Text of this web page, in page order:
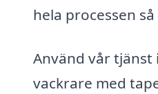
hela processen
Använd vår
vackrare med